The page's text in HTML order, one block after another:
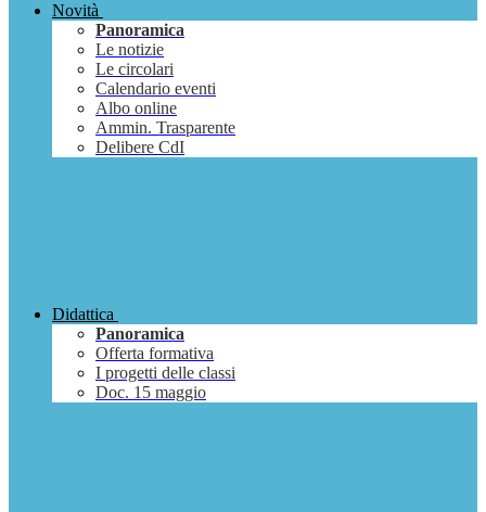
Novità
Panoramica
Le notizie
Le circolari
Calendario eventi
Albo online
Ammin. Trasparente
Delibere CdI
Didattica
Panoramica
Offerta formativa
I progetti delle classi
Doc. 15 maggio